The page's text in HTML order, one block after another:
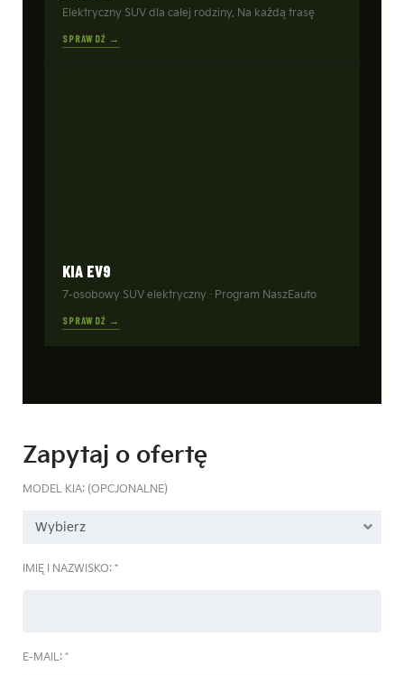
Elektryczny SUV dla całej rodziny. Na każdą trasę
SPRAWDŹ →
KIA EV9
7-osobowy SUV elektryczny · Program NaszEauto
SPRAWDŹ →
Zapytaj o ofertę
MODEL KIA: (OPCJONALNE)
Wybierz
IMIĘ I NAZWISKO: *
E-MAIL: *